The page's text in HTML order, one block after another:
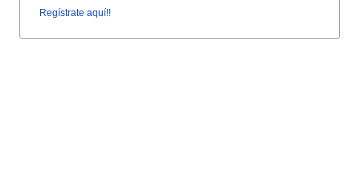
Regístrate aquí!!